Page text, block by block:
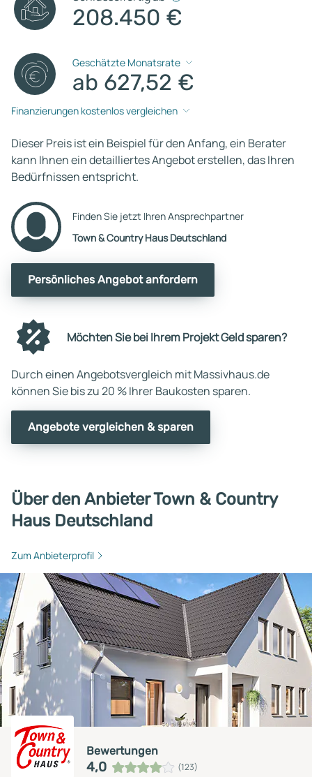
208.450 €
Geschätzte Monatsrate
ab 627,52 €
Finanzierungen kostenlos vergleichen
Dieser Preis ist ein Beispiel für den Anfang, ein Berater
kann Ihnen ein detailliertes Angebot erstellen, das Ihren
Bedürfnissen entspricht.
Finden Sie jetzt Ihren Ansprechpartner
Town & Country Haus Deutschland
Persönliches Angebot anfordern
Möchten Sie bei Ihrem Projekt Geld sparen?
Durch einen Angebotsvergleich mit Massivhaus.de
können Sie bis zu 20 % Ihrer Baukosten sparen.
Angebote vergleichen & sparen
Über den Anbieter Town & Country
Haus Deutschland
Zum Anbieterprofil
Bewertungen
4,0 (123)